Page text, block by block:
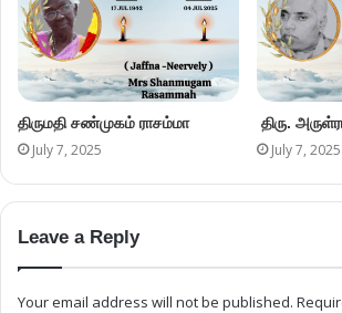
திருமதி சண்முகம் ராசம்மா
July 7, 2025
திரு.
July 7, 2025
Leave a Reply
Your email address will not be published.